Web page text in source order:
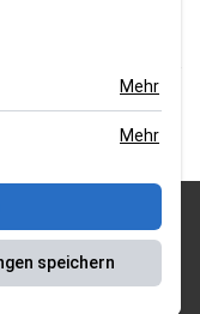
macht sich bereit
in die
|Magazin Saison
Saison 2020/2021|
Mehr
Mehr
speichern